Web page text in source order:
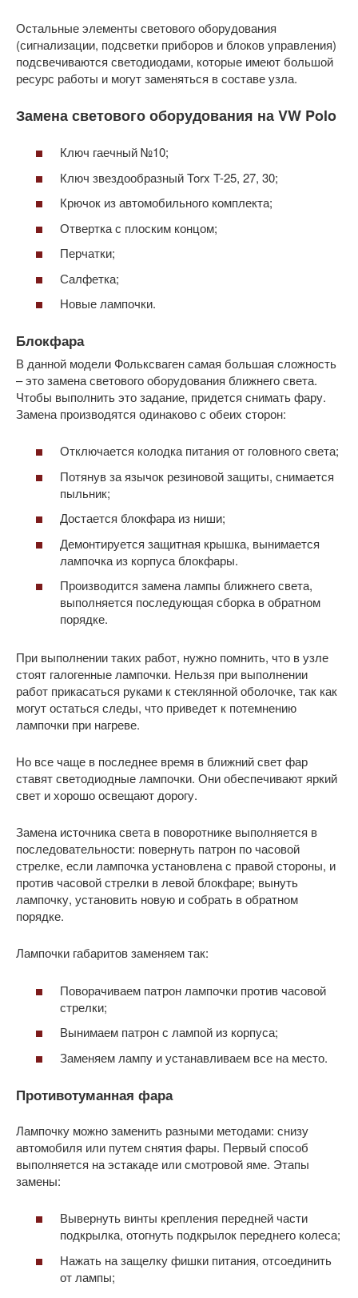
Остальные элементы светового оборудования
(сигнализации, подсветки приборов и блоков управления)
подсвечиваются светодиодами, которые имеют большой
ресурс работы и могут заменяться в составе узла.
Замена светового оборудования на VW Polo
Ключ гаечный №10;
Ключ звездообразный Torx T-25, 27, 30;
Крючок из автомобильного комплекта;
Отвертка с плоским концом;
Перчатки;
Салфетка;
Новые лампочки.
Блокфара
В данной модели Фольксваген самая большая сложность
– это замена светового оборудования ближнего света.
Чтобы выполнить это задание, придется снимать фару.
Замена производятся одинаково с обеих сторон:
Отключается колодка питания от головного света;
Потянув за язычок резиновой защиты, снимается
пыльник;
Достается блокфара из ниши;
Демонтируется защитная крышка, вынимается
лампочка из корпуса блокфары.
Производится замена лампы ближнего света,
выполняется последующая сборка в обратном
порядке.
При выполнении таких работ, нужно помнить, что в узле
стоят галогенные лампочки. Нельзя при выполнении
работ прикасаться руками к стеклянной оболочке, так как
могут остаться следы, что приведет к потемнению
лампочки при нагреве.
Но все чаще в последнее время в ближний свет фар
ставят светодиодные лампочки. Они обеспечивают яркий
свет и хорошо освещают дорогу.
Замена источника света в поворотнике выполняется в
последовательности: повернуть патрон по часовой
стрелке, если лампочка установлена с правой стороны, и
против часовой стрелки в левой блокфаре; вынуть
лампочку, установить новую и собрать в обратном
порядке.
Лампочки габаритов заменяем так:
Поворачиваем патрон лампочки против часовой
стрелки;
Вынимаем патрон с лампой из корпуса;
Заменяем лампу и устанавливаем все на место.
Противотуманная фара
Лампочку можно заменить разными методами: снизу
автомобиля или путем снятия фары. Первый способ
выполняется на эстакаде или смотровой яме. Этапы
замены:
Вывернуть винты крепления передней части
подкрылка, отогнуть подкрылок переднего колеса;
Нажать на защелку фишки питания, отсоединить
от лампы;